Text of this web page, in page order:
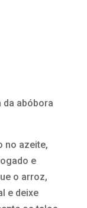
da abóbora
no azeite,
e
o arroz,
e deixe